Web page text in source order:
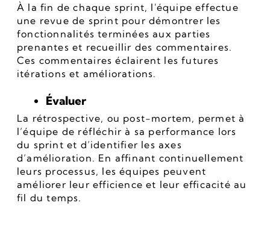
À la fin de chaque sprint, l'équipe effectue
une revue de sprint pour démontrer les
fonctionnalités terminées aux parties
prenantes et recueillir des commentaires.
Ces commentaires éclairent les futures
itérations et améliorations.
Évaluer
La rétrospective, ou post-mortem, permet à
l’équipe de réfléchir à sa performance lors
du sprint et d’identifier les axes
d’amélioration. En affinant continuellement
leurs processus, les équipes peuvent
améliorer leur efficience et leur efficacité au
fil du temps.